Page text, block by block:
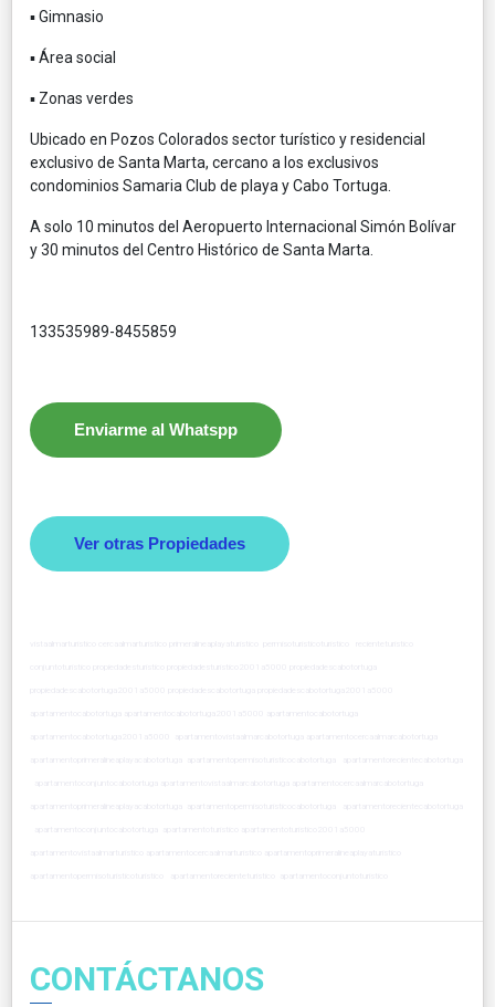
▪️ Gimnasio
▪️ Área social
▪️ Zonas verdes
Ubicado en Pozos Colorados sector turístico y residencial
exclusivo de Santa Marta, cercano a los exclusivos
condominios Samaria Club de playa y Cabo Tortuga.
A solo 10 minutos del Aeropuerto Internacional Simón Bolívar
y 30 minutos del Centro Histórico de Santa Marta.
133535989-8455859
Enviarme al Whatspp
Ver otras Propiedades
CONTÁCTANOS